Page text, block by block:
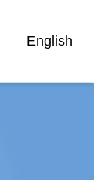
English